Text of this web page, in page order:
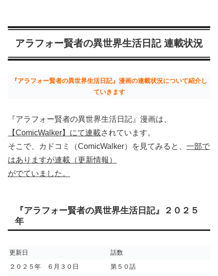
アラフォー賢者の異世界生活日記 連載状況
『アラフォー賢者の異世界生活日記』漫画の連載状況について紹介し
ていきます
『アラフォー賢者の異世界生活日記』漫画は、
【ComicWalker】にて連載されています。
そこで、カドコミ（ComicWalker）を見てみると、 一部で
はありますが連載（更新情報）
がでていました。
『アラフォー賢者の異世界生活日記』２０２５
年
更新日
話数
２０２５年 ６月３０日
第５０話